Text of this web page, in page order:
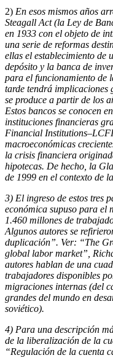
2) En esos mismos años
Steagall Act (la Ley de
en 1933 con el objeto de
una serie de reformas
ellas el establecimiento de
depósito y la banca de
para el funcionamiento de
tarde tendrá implicaciones
se produce a partir de los
Estos bancos se conocen
instituciones financieras
Financial
macroeconómicas
la crisis financiera
hipotecas. De hecho, la
de 1999 en el contexto de
3) El ingreso de estos tres
económica supuso para el
1.460 millones de
Algunos autores se
duplicación”. Ver: “The
global labor market”,
autores hablan de una
trabajadores disponibles
migraciones internas (del
grandes del mundo en
soviético).
4) Para una descripción
de la liberalización de la
“Regulación de la cuenta